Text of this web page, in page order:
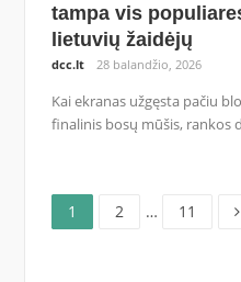
tampa vis
lietuvių žaidėjų
dcc.lt 28 balandžio, 2026
Kai ekranas užgęsta pačiu
finalinis bosų mūšis, rankos
Įrašų
Puslapis
1 Puslapis
2 … Puslapis
11